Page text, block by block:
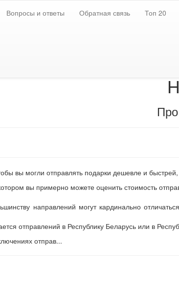
Вопросы и ответы Обратная связь Топ 20
Внимание! Сайт отключен! Не
вы могли отправлять подарки дешевле и
вы примерно можете оценить стоимость
направлений могут кардинально
отправлений в Республику Беларусь или в
отправ...